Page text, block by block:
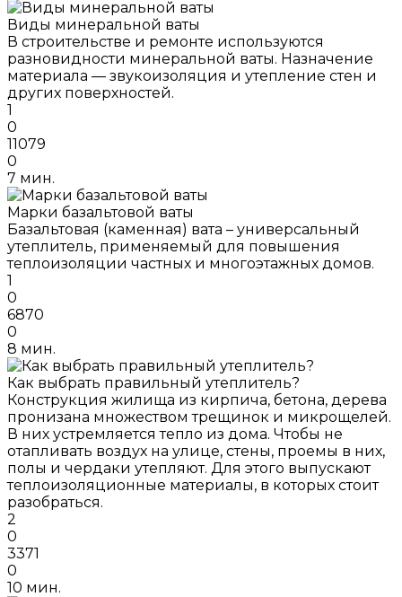
Виды минеральной ваты
В строительстве и ремонте используются
разновидности минеральной ваты. Назначение
материала — звукоизоляция и утепление стен и
других поверхностей.
1
0
11079
0
7 мин.
Марки базальтовой ваты
Базальтовая (каменная) вата – универсальный
утеплитель, применяемый для повышения
теплоизоляции частных и многоэтажных домов.
1
0
6870
0
8 мин.
Как выбрать правильный утеплитель?
Конструкция жилища из кирпича, бетона, дерева
пронизана множеством трещинок и микрощелей.
В них устремляется тепло из дома. Чтобы не
отапливать воздух на улице, стены, проемы в них,
полы и чердаки утепляют. Для этого выпускают
теплоизоляционные материалы, в которых стоит
разобраться.
2
0
3371
0
10 мин.